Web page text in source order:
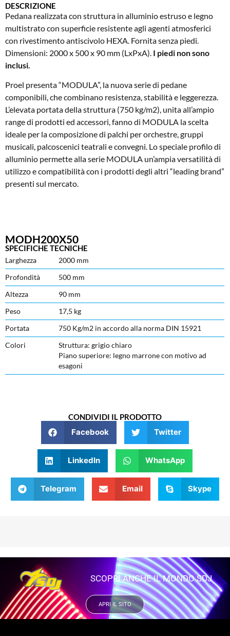
DESCRIZIONE
Pedana realizzata con struttura in alluminio estruso e legno
multistrato con superficie resistente agli agenti atmosferici
con rivestimento antiscivolo HEXA. Fornita senza piedi.
Dimensioni: 2000 x 500 x 90 mm (LxPxA). I piedi non sono
inclusi.
Proel presenta “MODULA”, la nuova serie di pedane
componibili, che combinano resistenza, stabilità e leggerezza.
L’elevata portata della struttura (750 kg/m2), unita all’ampio
range di prodotti ed accessori, fanno di MODULA la scelta
ideale per la composizione di palchi per orchestre, gruppi
musicali, palcoscenici teatrali e convegni. Lo speciale profilo di
alluminio permette alla serie MODULA un’ampia versatilità di
utilizzo e compatibilità con i prodotti degli altri “leading brand”
presenti sul mercato.
MODH200X50
SPECIFICHE TECNICHE
Larghezza 2000 mm
Profondità 500 mm
Altezza 90 mm
Peso 17,5 kg
Portata 750 Kg/m2 in accordo alla norma DIN 15921
Colori
Struttura: grigio chiaro
Piano superiore: legno marrone con motivo ad
esagoni
CONDIVIDI IL PRODOTTO
Facebook Twitter
LinkedIn WhatsApp
Telegram Email Skype
SCOPRI ANCHE IL MONDO SDJ
APRI IL SITO